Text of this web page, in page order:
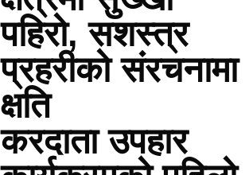
पहिरो, सशस्त्र
प्रहरीको संरचनामा
क्षति
करदाता उपहार